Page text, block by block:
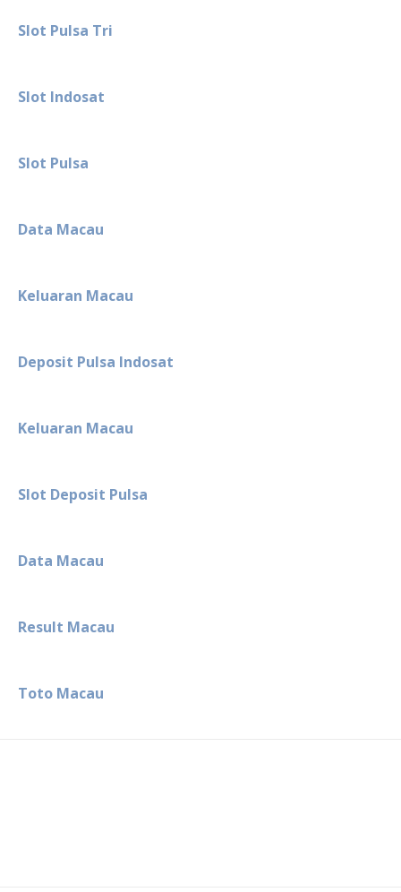
Slot Pulsa Tri
Slot Indosat
Slot Pulsa
Data Macau
Keluaran Macau
Deposit Pulsa Indosat
Keluaran Macau
Slot Deposit Pulsa
Data Macau
Result Macau
Toto Macau